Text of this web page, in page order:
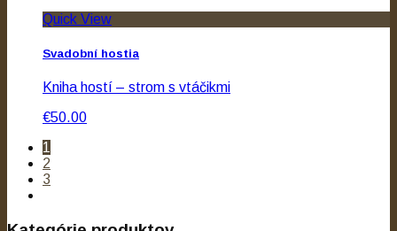
Quick View
Svadobní hostia
Kniha hostí – strom s vtáčikmi
€50.00
1
2
3